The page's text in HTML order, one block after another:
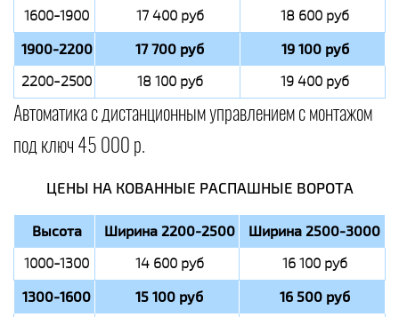
1600-1900 17 400 руб 18 600 руб
1900-2200 17 700 руб 19 100 руб
2200-2500 18 100 руб 19 400 руб
Автоматика с дистанционным управлением с монтажом
под ключ 45 000 р.
ЦЕНЫ НА КОВАННЫЕ РАСПАШНЫЕ ВОРОТА
Высота Ширина 2200-2500 Ширина 2500-3000
1000-1300 14 600 руб 16 100 руб
1300-1600 15 100 руб 16 500 руб